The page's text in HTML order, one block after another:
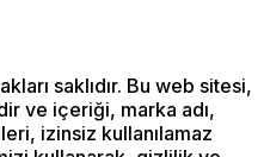
saklıdır. Bu web sitesi,
ve içeriği, marka adı,
izinsiz kullanılamaz